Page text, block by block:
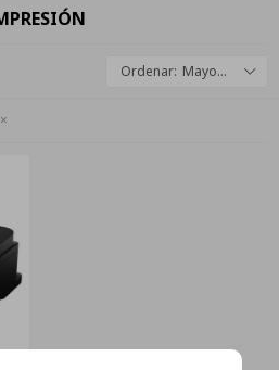
Mayor descuento